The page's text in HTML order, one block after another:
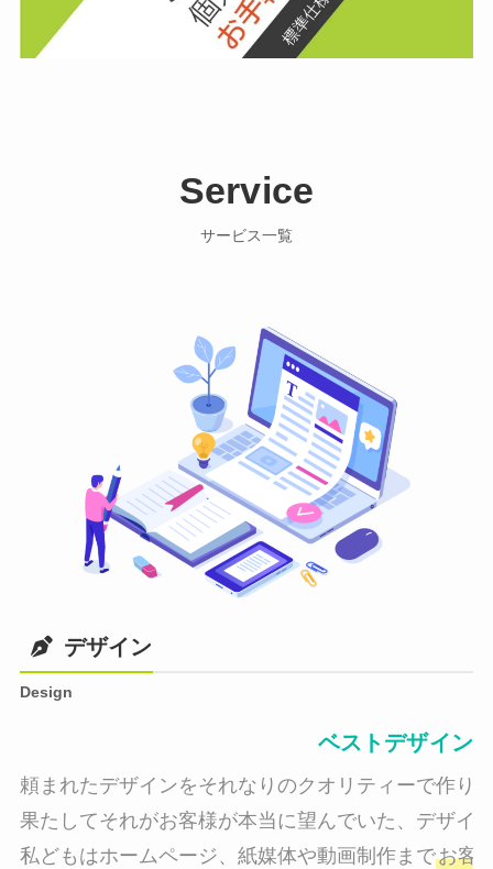
Service
サービス一覧
デザイン
Design
ベストデザイン
頼まれたデザインをそれなりのクオリティーで作り
果たしてそれがお客様が本当に望んでいた、デザイ
私どもはホームページ、紙媒体や動画制作までお客